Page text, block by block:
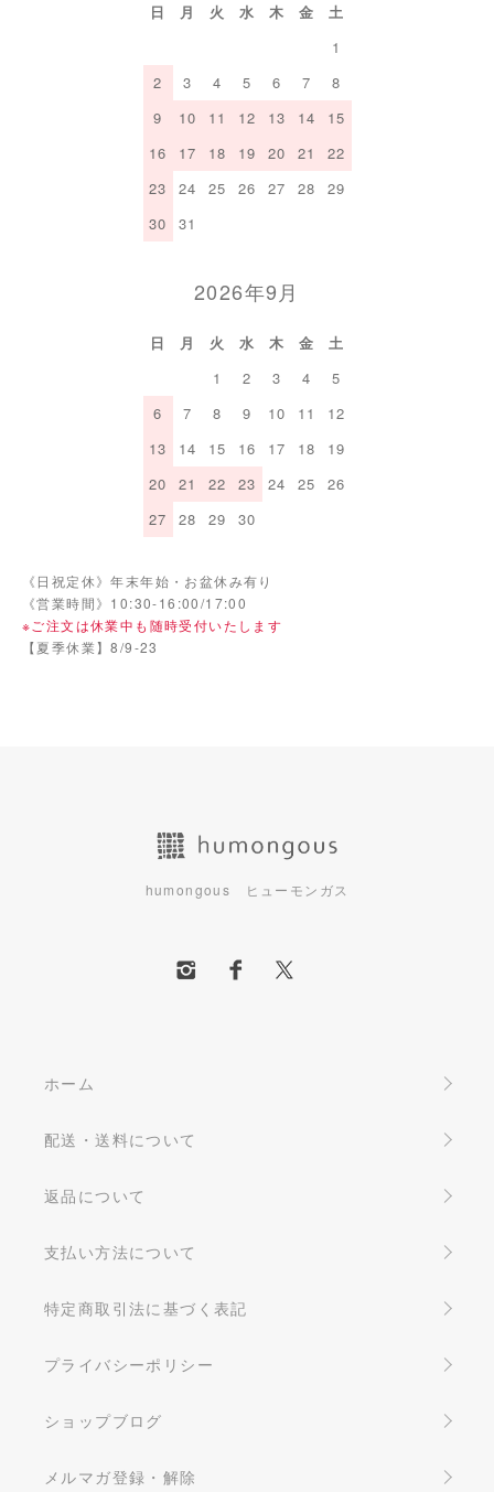
日 月 火 水 木 金
土
1
2
3 4 5 6 7
8
9
10 11 12 13 14
15
16
17 18 19 20 21
22
23
24 25 26 27 28
29
30
31
2026年9月
日 月 火 水 木 金
土
1
2 3 4
5
6
7 8 9 10 11
12
13
14 15 16 17 18
19
20
21 22 23 24 25
26
27
28 29 30
《日祝定休》年末年始・お盆休み有り
《営業時間》10:30-16:00/17:00
※ご注文は休業中も随時受付いたします
【夏季休業】8/9-23
humongous ヒューモンガス
ホーム
配送・送料について
返品について
支払い方法について
特定商取引法に基づく表記
プライバシーポリシー
ショップブログ
メルマガ登録・解除